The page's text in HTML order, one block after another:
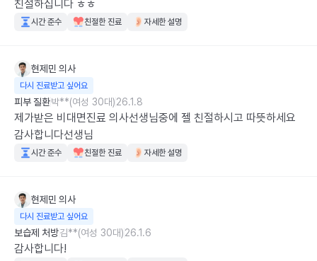
친절하십니다 ㅎㅎ
시간 준수 친절한 진료 자세한 설명
현제민 의사
다시 진료받고 싶어요
피부 질환박**(여성 30대)26.1.8
제가받은 비대면진료 의사선생님중에 젤 친절하시고 따뜻하세요
감사합니다선생님
시간 준수 친절한 진료 자세한 설명
현제민 의사
다시 진료받고 싶어요
보습제 처방김**(여성 30대)26.1.6
감사합니다!